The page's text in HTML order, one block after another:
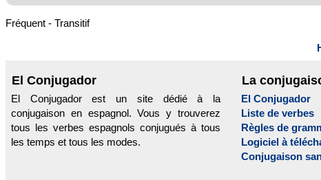
Fréquent - Transitif
El Conjugador
El Conjugador est un site dédié à la
conjugaison en espagnol. Vous y trouverez
tous les verbes espagnols conjugués à tous
les temps et tous les modes.
La
El Conjugador
Liste de verbes
Règles de
Logiciel à
Conjugaison